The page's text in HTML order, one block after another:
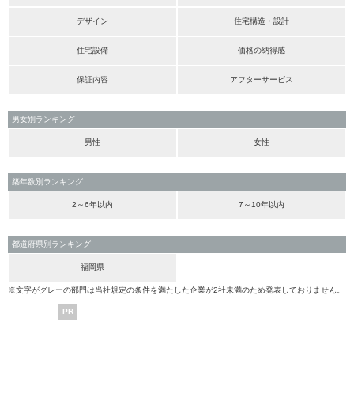
デザイン 住宅構造・設計
住宅設備 価格の納得感
保証内容 アフターサービス
男女別ランキング
男性 女性
築年数別ランキング
2～6年以内 7～10年以内
都道府県別ランキング
福岡県
※文字がグレーの部門は当社規定の条件を満たした企業が2社未満のため発表しておりません。
PR